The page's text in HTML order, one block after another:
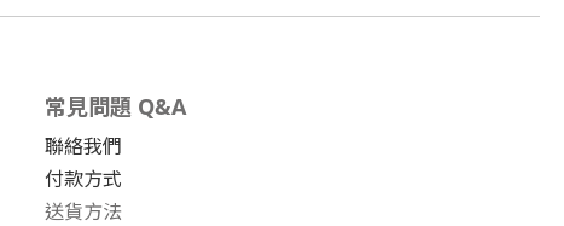
常見問題 Q&A
聯絡我們
付款方式
送貨方法